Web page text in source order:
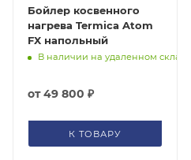
Бойлер косвенного
нагрева Termica Atom
FX напольный
В наличии на удаленном складе
от49 800 ₽
К ТОВАРУ